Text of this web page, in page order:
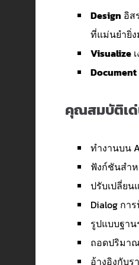
Design อิส
ที่แม่นยำยิ่
Visualizeเ
Document
คุณสมบัติเ
ทำงานบน
ฟังก์ชันสำ
ปรับเปลี่ยน
Dialog กา
รูปแบบฐา
ถอดปริมา
อ้างอิงกับ